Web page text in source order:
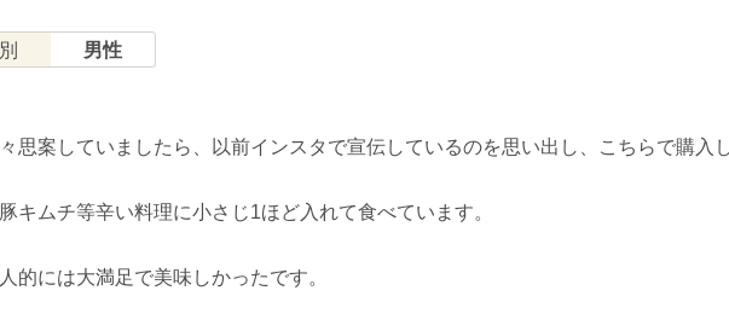
男性
思案していましたら、以前インスタで宣伝しているのを思い出し、こちらで購入し
キムチ等辛い料理に小さじ1ほど入れて食べています。
的には大満足で美味しかったです。